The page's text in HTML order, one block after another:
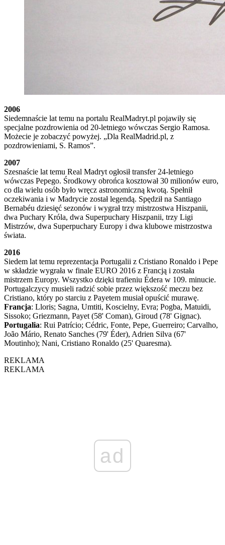
2006
Siedemnaście lat temu na portalu RealMadryt.pl pojawiły się
specjalne pozdrowienia od 20-letniego wówczas Sergio Ramosa.
Możecie je zobaczyć powyżej. „Dla RealMadrid.pl, z
pozdrowieniami, S. Ramos”.
2007
Szesnaście lat temu Real Madryt ogłosił transfer 24-letniego
wówczas Pepego. Środkowy obrońca kosztował 30 milionów euro,
co dla wielu osób było wręcz astronomiczną kwotą. Spełnił
oczekiwania i w Madrycie został legendą. Spędził na Santiago
Bernabéu dziesięć sezonów i wygrał trzy mistrzostwa Hiszpanii,
dwa Puchary Króla, dwa Superpuchary Hiszpanii, trzy Ligi
Mistrzów, dwa Superpuchary Europy i dwa klubowe mistrzostwa
świata.
2016
Siedem lat temu reprezentacja Portugalii z Cristiano Ronaldo i Pepe
w składzie wygrała w finale EURO 2016 z Francją i została
mistrzem Europy. Wszystko dzięki trafieniu Édera w 109. minucie.
Portugalczycy musieli radzić sobie przez większość meczu bez
Cristiano, który po starciu z Payetem musiał opuścić murawę.
Francja: Lloris; Sagna, Umtiti, Koscielny, Evra; Pogba, Matuidi,
Sissoko; Griezmann, Payet (58' Coman), Giroud (78' Gignac).
Portugalia: Rui Patrício; Cédric, Fonte, Pepe, Guerreiro; Carvalho,
João Mário, Renato Sanches (79' Éder), Adrien Silva (67'
Moutinho); Nani, Cristiano Ronaldo (25' Quaresma).
REKLAMA
REKLAMA
ad